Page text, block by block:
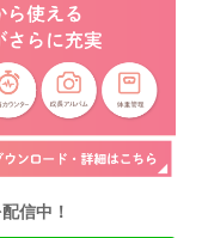
信中！